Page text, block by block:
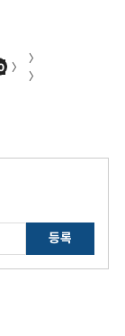
〉
〉
〉
등록